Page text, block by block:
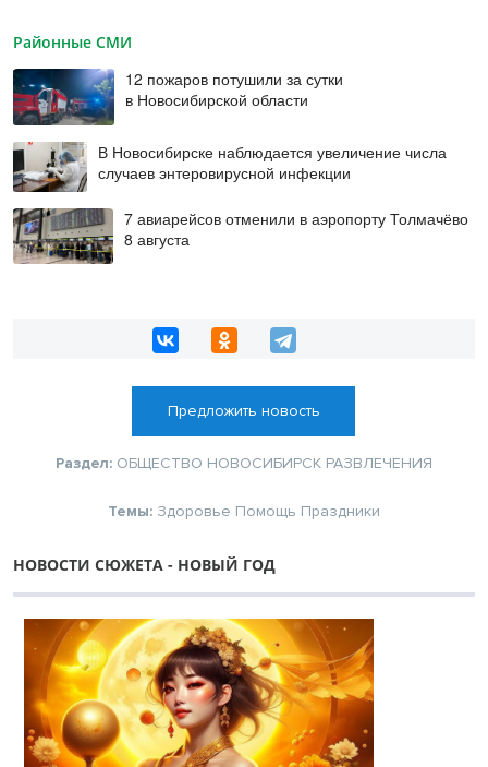
Районные СМИ
12 пожаров потушили за сутки
в Новосибирской области
В Новосибирске наблюдается увеличение числа
случаев энтеровирусной инфекции
7 авиарейсов отменили в аэропорту Толмачёво
8 августа
Предложить новость
Раздел: ОБЩЕСТВО НОВОСИБИРСК РАЗВЛЕЧЕНИЯ
Темы: Здоровье Помощь Праздники
НОВОСТИ СЮЖЕТА - НОВЫЙ ГОД